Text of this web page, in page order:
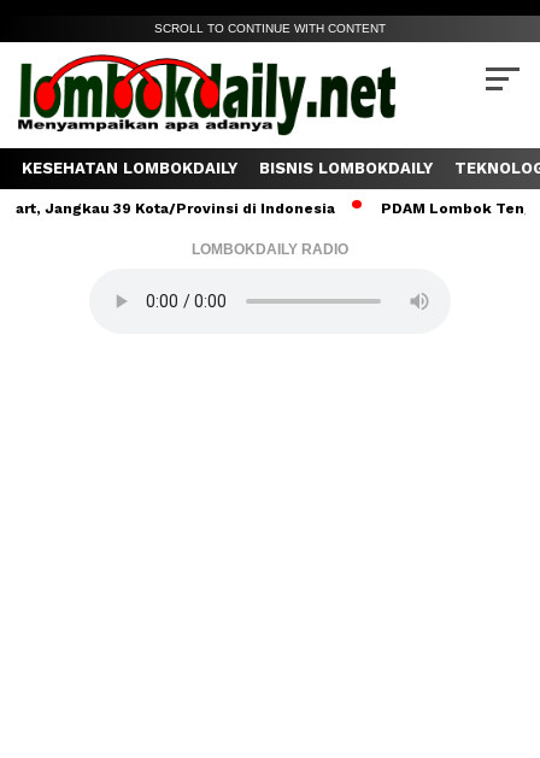
SCROLL TO CONTINUE WITH CONTENT
KESEHATAN LOMBOKDAILY BISNIS LOMBOKDAILY
39 Kota/Provinsi di Indonesia PDAM Lombok Tengah
LOMBOKDAILY RADIO